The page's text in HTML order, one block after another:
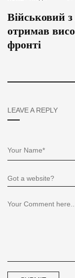
Військовий
отримав
фронті
LEAVE A REPLY